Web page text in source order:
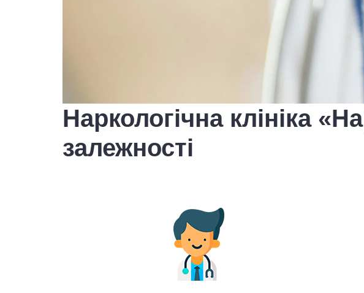
Наркологічна клініка
залежності